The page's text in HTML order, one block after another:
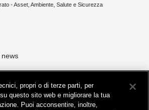
- Asset, Ambiente, Salute e Sicurezza
propri o di terze parti, per
questo sito web e migliorare la tua
Puoi acconsentire, inoltre,